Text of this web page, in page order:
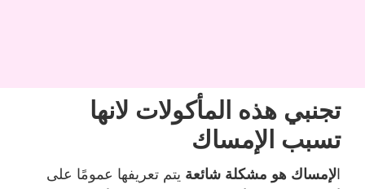
تجنبي هذه المأكولات لانها
تسبب الإمساك
لإمساك هو مشكلة شائعة يتم تعريفها عمومًا على